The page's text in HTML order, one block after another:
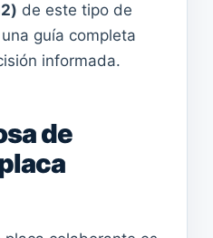
de este tipo de
guía completa
informada.
de